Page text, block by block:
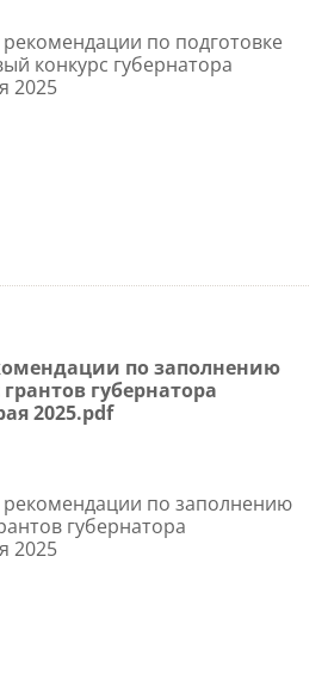
по подготовке
конкурс губернатора
2025
по заполнению
губернатора
2025.pdf
по заполнению
губернатора
2025